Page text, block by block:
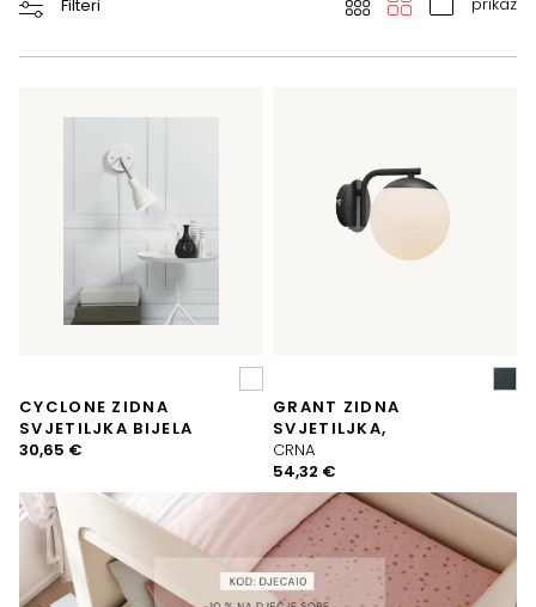
CYCLONE ZIDNA
SVJETILJKA BIJELA
30,65 €
GRANT ZIDNA
SVJETILJKA,
CRNA
54,32 €
Filteri